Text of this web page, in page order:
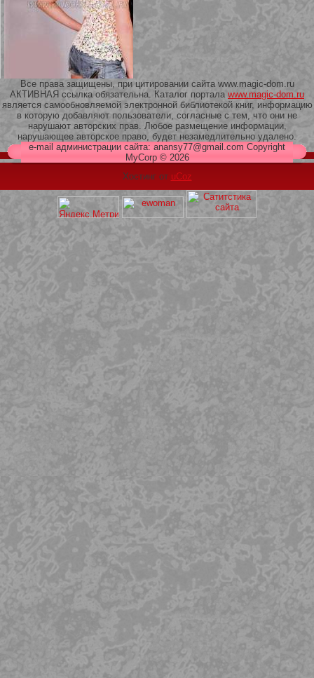
209 Белая кофта из ленточного
кружева
Все права защищены, при цитировании сайта www.magic-dom.ru
АКТИВНАЯ ссылка обязательна. Каталог портала www.magic-dom.ru
является самообновляемой электронной библиотекой книг, информацию
в которую добавляют пользователи, согласные с тем, что они не
нарушают авторских прав. Любое размещение информации,
нарушающее авторское право, будет незамедлительно удалено.
e-mail администрации сайта: anansy77@gmail.com Copyright
MyCorp © 2026
Хостинг от uCoz